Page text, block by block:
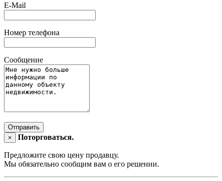
E-Mail
Номер телефона
Сообщение
Отправить
×
Поторговаться.
Предложите свою цену продавцу.
Мы обязательно сообщим вам о его решении.